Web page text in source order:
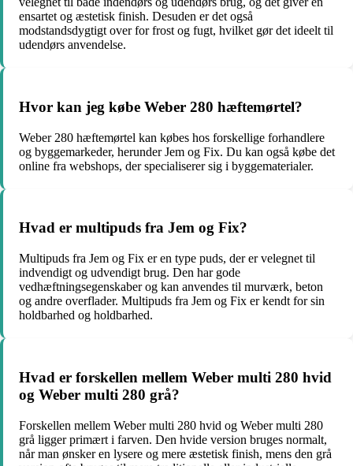
ensartet og æstetisk finish. Desuden er det også
modstandsdygtigt over for frost og fugt, hvilket gør det ideelt til
udendørs anvendelse.
Hvor kan jeg købe Weber 280 hæftemørtel?
Weber 280 hæftemørtel kan købes hos forskellige forhandlere
og byggemarkeder, herunder Jem og Fix. Du kan også købe det
online fra webshops, der specialiserer sig i byggematerialer.
Hvad er multipuds fra Jem og Fix?
Multipuds fra Jem og Fix er en type puds, der er velegnet til
indvendigt og udvendigt brug. Den har gode
vedhæftningsegenskaber og kan anvendes til murværk, beton
og andre overflader. Multipuds fra Jem og Fix er kendt for sin
holdbarhed og holdbarhed.
Hvad er forskellen mellem Weber multi 280 hvid
og Weber multi 280 grå?
Forskellen mellem Weber multi 280 hvid og Weber multi 280
grå ligger primært i farven. Den hvide version bruges normalt,
når man ønsker en lysere og mere æstetisk finish, mens den grå